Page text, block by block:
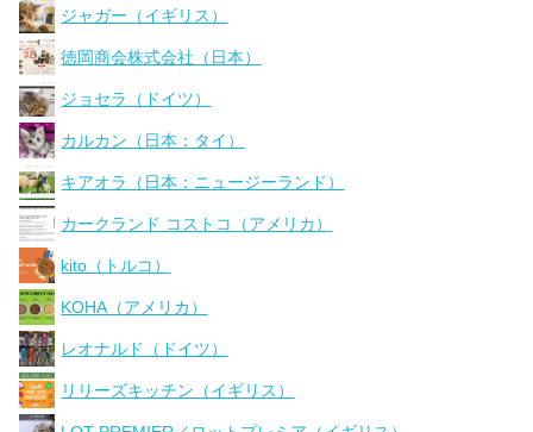
ジャガー（イギリス）
徳岡商会株式会社（日本）
ジョセラ（ドイツ）
カルカン（日本：タイ）
キアオラ（日本：ニュージーランド）
カークランド コストコ（アメリカ）
kito（トルコ）
KOHA（アメリカ）
レオナルド（ドイツ）
リリーズキッチン（イギリス）